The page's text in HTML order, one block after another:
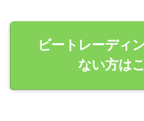
ビートレーディ
ない方は